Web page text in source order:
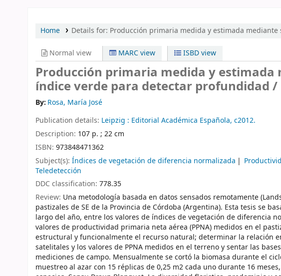
Home Details for: Producción primaria medida y estimada mediante
Normal view MARC view ISBD view
Producción primaria medida y estimada
índice verde para detectar profundidad /
By: Rosa, María José
Publication details: Leipzig : Editorial Académica Española, c2012.
Description: 107 p. ; 22 cm
ISBN: 973848471362
Subject(s): Índices de vegetación de diferencia normalizada
Teledetección
DDC classification: 778.35
Review: Una metodología basada en datos sensados remotamente
pastizales de SE de la Provincia de Córdoba (Argentina). Esta tesis se
largo del año, entre los valores de índices de vegetación de diferencia
valores de productividad primaria neta aérea (PPNA) medidos en el
estructural y funcionalmente el recurso natural; determinar la relación
satelitales y los valores de PPNA medidos en el terreno y sentar las
mediciones de campo. Mensualmente se cortó la biomasa durante el
muestreo al azar con 15 réplicas de 0,25 m2 cada uno durante 16